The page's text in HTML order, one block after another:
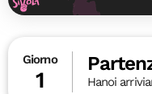
Giorno
1 Hanoi